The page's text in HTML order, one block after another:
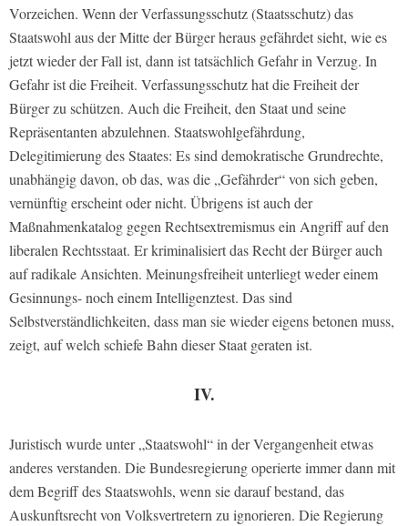
Vorzeichen. Wenn der Verfassungsschutz (Staatsschutz) das
Staatswohl aus der Mitte der Bürger heraus gefährdet sieht, wie es
jetzt wieder der Fall ist, dann ist tatsächlich Gefahr in Verzug. In
Gefahr ist die Freiheit. Verfassungsschutz hat die Freiheit der
Bürger zu schützen. Auch die Freiheit, den Staat und seine
Repräsentanten abzulehnen. Staatswohlgefährdung,
Delegitimierung des Staates: Es sind demokratische Grundrechte,
unabhängig davon, ob das, was die „Gefährder“ von sich geben,
vernünftig erscheint oder nicht. Übrigens ist auch der
Maßnahmenkatalog gegen Rechtsextremismus ein Angriff auf den
liberalen Rechtsstaat. Er kriminalisiert das Recht der Bürger auch
auf radikale Ansichten. Meinungsfreiheit unterliegt weder einem
Gesinnungs- noch einem Intelligenztest. Das sind
Selbstverständlichkeiten, dass man sie wieder eigens betonen muss,
zeigt, auf welch schiefe Bahn dieser Staat geraten ist.
IV.
Juristisch wurde unter „Staatswohl“ in der Vergangenheit etwas
anderes verstanden. Die Bundesregierung operierte immer dann mit
dem Begriff des Staatswohls, wenn sie darauf bestand, das
Auskunftsrecht von Volksvertretern zu ignorieren. Die Regierung